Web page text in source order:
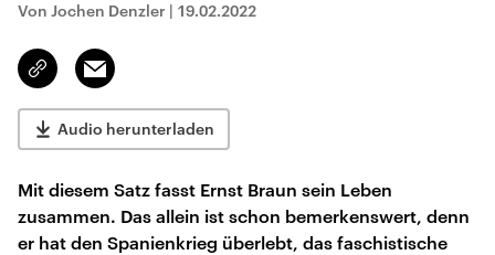
Von Jochen Denzler | 19.02.2022
Link
kopieren/teilen
Email
Audio herunterladen
Mit diesem Satz fasst Ernst Braun sein Leben
zusammen. Das allein ist schon bemerkenswert, denn
er hat den Spanienkrieg überlebt, das faschistische